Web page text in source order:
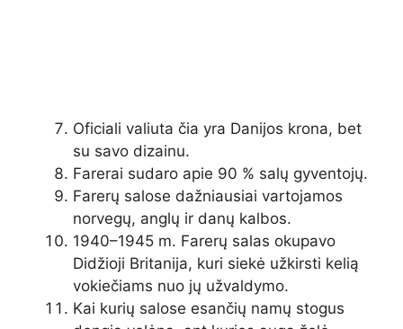
Oficiali valiuta čia yra Danijos krona, bet
su savo dizainu.
Farerai sudaro apie 90 % salų gyventojų.
Farerų salose dažniausiai vartojamos
norvegų, anglų ir danų kalbos.
1940–1945 m. Farerų salas okupavo
Didžioji Britanija, kuri siekė užkirsti kelią
vokiečiams nuo jų užvaldymo.
Kai kurių salose esančių namų stogus